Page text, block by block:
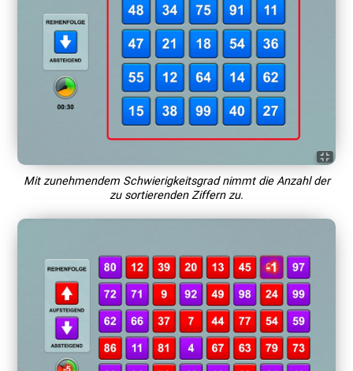
Mit zunehmendem Schwierigkeitsgrad nimmt die Anzahl der
zu sortierenden Ziffern zu.